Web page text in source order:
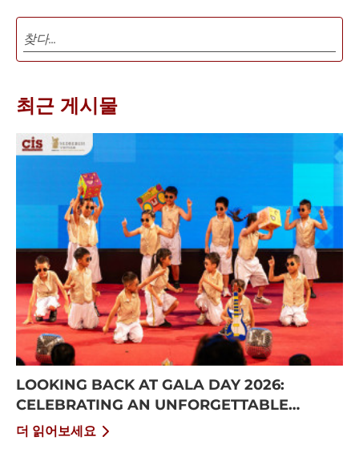
최근 게시물
LOOKING BACK AT GALA DAY 2026:
CELEBRATING AN UNFORGETTABLE
SUMMER AT CISS
더 읽어보세요